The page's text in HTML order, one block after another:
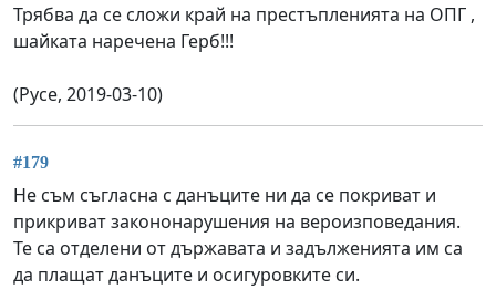
Трябва да се сложи край на престъпленията на ОПГ ,
шайката наречена Герб!!!
(Русе, 2019-03-10)
#179
Не съм съгласна с данъците ни да се покриват и
прикриват закононарушения на вероизповедания.
Те са отделени от държавата и задълженията им са
да плащат данъците и осигуровките си.